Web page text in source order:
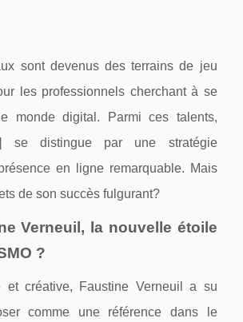
sont devenus des terrains de jeu
les professionnels cherchant à se
monde digital. Parmi ces talents,
se distingue par une stratégie
en ligne remarquable. Mais
de son succès fulgurant?
Verneuil, la nouvelle étoile
?
et créative, Faustine Verneuil a su
comme une référence dans le